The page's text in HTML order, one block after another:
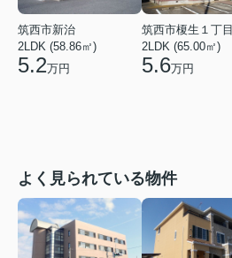
筑西市新治
2LDK (58.86㎡)
5.2万円
筑西市榎生１丁目
2LDK (65.00㎡)
5.6万円
よく見られている物件